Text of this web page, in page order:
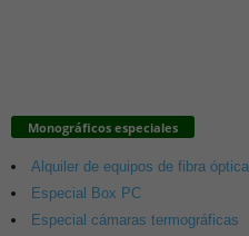
Monográficos especiales
Alquiler de equipos de fibra óptica
Especial Box PC
Especial cámaras termográficas